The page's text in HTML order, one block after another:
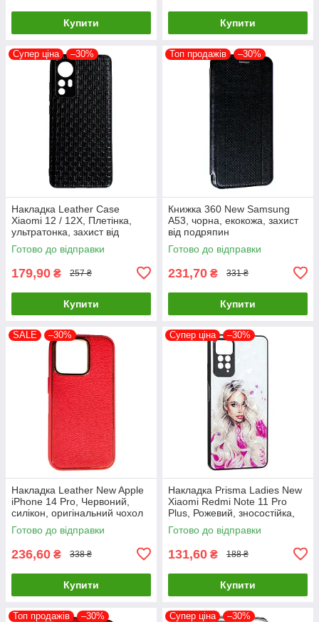
Купити Купити
Супер ціна –30%
Накладка Leather Case
Xiaomi 12 / 12X, Плетінка,
ультратонка, захист від
подряпин і пилу
Готово до відправки
179,90 ₴ 257 ₴
Купити
Топ продажів –30%
Книжка 360 New Samsung
A53, чорна, екокожа, захист
від подряпин
Готово до відправки
231,70 ₴ 331 ₴
Купити
SALE –30%
Накладка Leather New Apple
iPhone 14 Pro, Червоний,
силікон, оригінальний чохол
Готово до відправки
236,60 ₴ 338 ₴
Купити
Супер ціна –30%
Накладка Prisma Ladies New
Xiaomi Redmi Note 11 Pro
Plus, Рожевий, зносостійка,
пилонепроникна
Готово до відправки
131,60 ₴ 188 ₴
Купити
Топ продажів –30% Супер ціна –30%